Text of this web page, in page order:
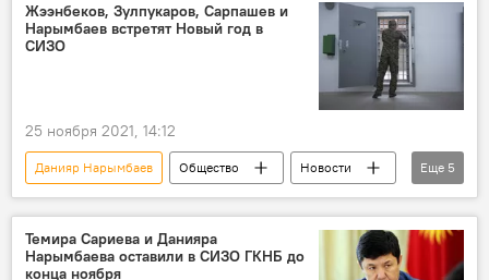
Жээнбеков, Зулпукаров, Сарпашев и
Нарымбаев встретят Новый год в
СИЗО
25 ноября 2021, 14:12
Данияр Нарымбаев Общество
Новости
Кыргызстан
Асылбек Жээнбеков
Торобай Зулпукаров
Тайырбек Сарпашев
СИЗО
Еще 5
Темира Сариева и Данияра
Нарымбаева оставили в СИЗО ГКНБ до
конца ноября